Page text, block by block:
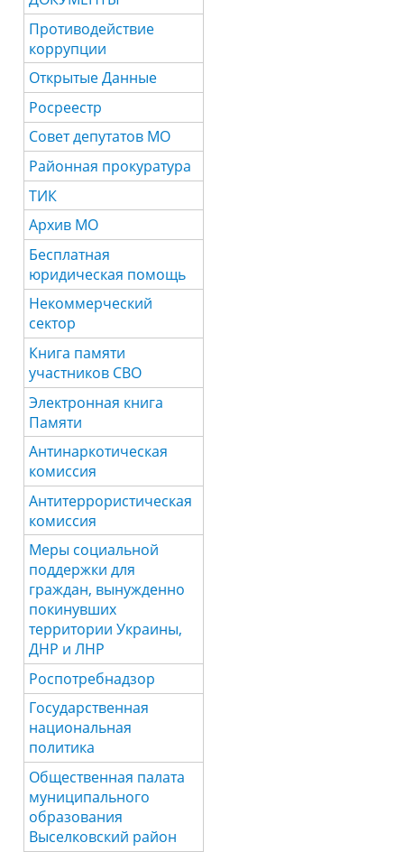
Противодействие
коррупции
Открытые Данные
Росреестр
Совет депутатов МО
Районная прокуратура
ТИК
Архив МО
Бесплатная
юридическая помощь
Некоммерческий
сектор
Книга памяти
участников СВО
Электронная книга
Памяти
Антинаркотическая
комиссия
Антитеррористическая
комиссия
Меры социальной
поддержки для
граждан, вынужденно
покинувших
территории Украины,
ДНР и ЛНР
Роспотребнадзор
Государственная
национальная
политика
Общественная палата
муниципального
образования
Выселковский район